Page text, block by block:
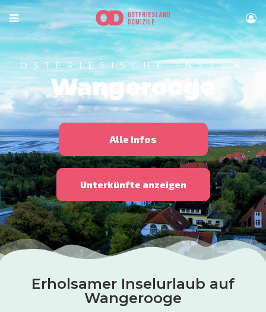
OSTFRIESISCHE INSELN
Wangerooge
Alle Infos
Unterkünfte anzeigen
Erholsamer Inselurlaub auf
Wangerooge